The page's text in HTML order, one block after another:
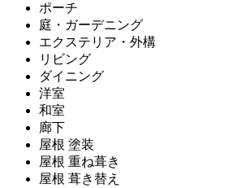
ポーチ
庭・ガーデニング
エクステリア・外構
リビング
ダイニング
洋室
和室
廊下
屋根 塗装
屋根 重ね葺き
屋根 葺き替え